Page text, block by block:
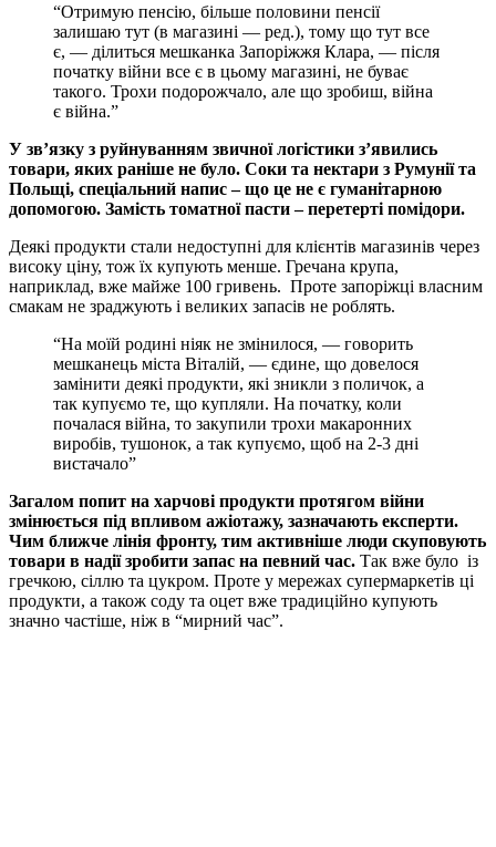
“Отримую пенсію, більше половини пенсії
залишаю тут (в магазині — ред.), тому що тут все
є, — ділиться мешканка Запоріжжя Клара, — після
початку війни все є в цьому магазині, не буває
такого. Трохи подорожчало, але що зробиш, війна
є війна.”
У зв’язку з руйнуванням звичної логістики з’явились
товари, яких раніше не було. Соки та нектари з Румунії та
Польщі, спеціальний напис – що це не є гуманітарною
допомогою. Замість томатної пасти – перетерті помідори.
Деякі продукти стали недоступні для клієнтів магазинів через
високу ціну, тож їх купують менше. Гречана крупа,
наприклад, вже майже 100 гривень. Проте запоріжці власним
смакам не зраджують і великих запасів не роблять.
“На моїй родині ніяк не змінилося, — говорить
мешканець міста Віталій, — єдине, що довелося
замінити деякі продукти, які зникли з поличок, а
так купуємо те, що купляли. На початку, коли
почалася війна, то закупили трохи макаронних
виробів, тушонок, а так купуємо, щоб на 2-3 дні
вистачало”
Загалом попит на харчові продукти протягом війни
змінюється під впливом ажіотажу, зазначають експерти.
Чим ближче лінія фронту, тим активніше люди скуповують
товари в надії зробити запас на певний час. Так вже було із
гречкою, сіллю та цукром. Проте у мережах супермаркетів ці
продукти, а також соду та оцет вже традиційно купують
значно частіше, ніж в “мирний час”.